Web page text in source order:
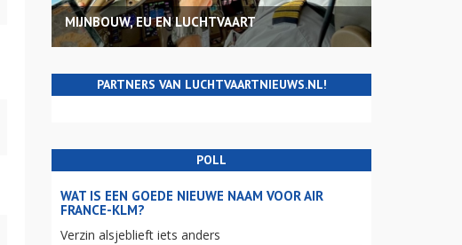
MIJNBOUW, EU EN LUCHTVAART
PARTNERS VAN LUCHTVAARTNIEUWS.NL!
POLL
WAT IS EEN GOEDE NIEUWE NAAM VOOR AIR
FRANCE-KLM?
Verzin alsjeblieft iets anders